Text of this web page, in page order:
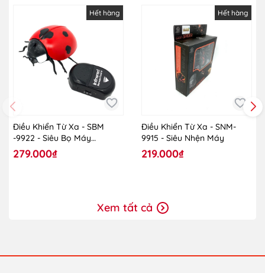
Hết hàng
Điều Khiển Từ Xa - SBM
-9922 - Siêu Bọ Máy
Ladybug
279.000₫
Hết hàng
Điều Khiển Từ Xa - SNM-
9915 - Siêu Nhện Máy
219.000₫
Xem tất cả